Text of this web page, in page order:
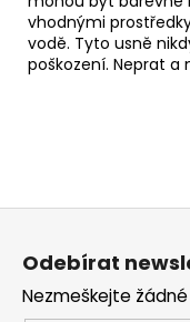
vhodnými
vodě. Tyto usně
poškození. Neprat a
Z
Odebírat
Nezmeškejte